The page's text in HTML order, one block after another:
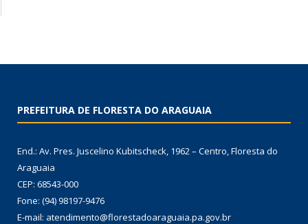
PREFEITURA DE FLORESTA DO ARAGUAIA
End.: Av. Pres. Juscelino Kubitscheck, 1962 – Centro, Floresta do
Araguaia
CEP: 68543-000
Fone: (94) 98197-9476
E-mail: atendimento@florestadoaraguaia.pa.gov.br